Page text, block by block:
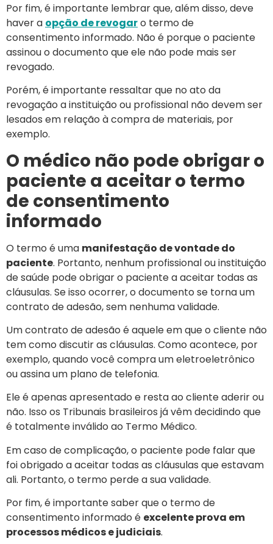
Por fim, é importante lembrar que, além disso, deve
haver a opção de revogaro termo de
consentimento informado. Não é porque o paciente
assinou o documento que ele não pode mais ser
revogado.
Porém, é importante ressaltar que no ato da
revogação a instituição ou profissional não devem ser
lesados em relação à compra de materiais, por
exemplo.
O médico não pode obrigar o
paciente a aceitar o termo
de consentimento
informado
O termo é uma manifestação de vontade do
paciente. Portanto, nenhum profissional ou instituição
de saúde pode obrigar o paciente a aceitar todas as
cláusulas. Se isso ocorrer, o documento se torna um
contrato de adesão, sem nenhuma validade.
Um contrato de adesão é aquele em que o cliente não
tem como discutir as cláusulas. Como acontece, por
exemplo, quando você compra um eletroeletrônico
ou assina um plano de telefonia.
Ele é apenas apresentado e resta ao cliente aderir ou
não. Isso os Tribunais brasileiros já vêm decidindo que
é totalmente inválido ao Termo Médico.
Em caso de complicação, o paciente pode falar que
foi obrigado a aceitar todas as cláusulas que estavam
ali. Portanto, o termo perde a sua validade.
Por fim, é importante saber que o termo de
consentimento informado é excelente prova em
processos médicos e judiciais.